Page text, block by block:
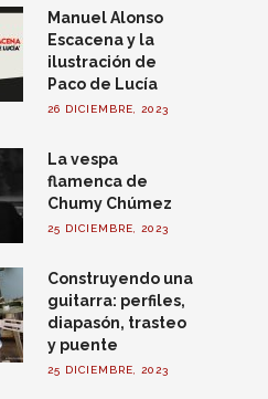
Manuel Alonso
Escacena y la
ilustración de
Paco de Lucía
26 DICIEMBRE, 2023
La vespa
flamenca de
Chumy Chúmez
25 DICIEMBRE, 2023
Construyendo una
guitarra: perfiles,
diapasón, trasteo
y puente
25 DICIEMBRE, 2023